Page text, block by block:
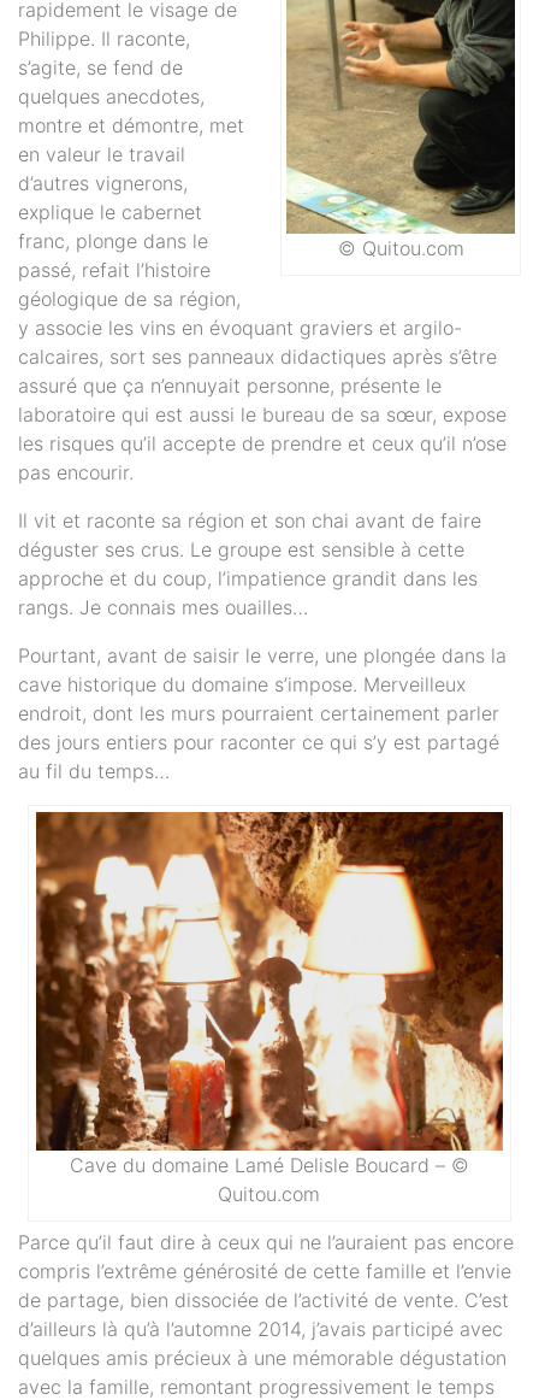
© Quitou.com
rapidement le visage de
Philippe. Il raconte,
s’agite, se fend de
quelques anecdotes,
montre et démontre, met
en valeur le travail
d’autres vignerons,
explique le cabernet
franc, plonge dans le
passé, refait l’histoire
géologique de sa région,
y associe les vins en évoquant graviers et argilo-
calcaires, sort ses panneaux didactiques après s’être
assuré que ça n’ennuyait personne, présente le
laboratoire qui est aussi le bureau de sa sœur, expose
les risques qu’il accepte de prendre et ceux qu’il n’ose
pas encourir.
Il vit et raconte sa région et son chai avant de faire
déguster ses crus. Le groupe est sensible à cette
approche et du coup, l’impatience grandit dans les
rangs. Je connais mes ouailles…
Pourtant, avant de saisir le verre, une plongée dans la
cave historique du domaine s’impose. Merveilleux
endroit, dont les murs pourraient certainement parler
des jours entiers pour raconter ce qui s’y est partagé
au fil du temps…
Cave du domaine Lamé Delisle Boucard – ©
Quitou.com
Parce qu’il faut dire à ceux qui ne l’auraient pas encore
compris l’extrême générosité de cette famille et l’envie
de partage, bien dissociée de l’activité de vente. C’est
d’ailleurs là qu’à l’automne 2014, j’avais participé avec
quelques amis précieux à une mémorable dégustation
avec la famille, remontant progressivement le temps